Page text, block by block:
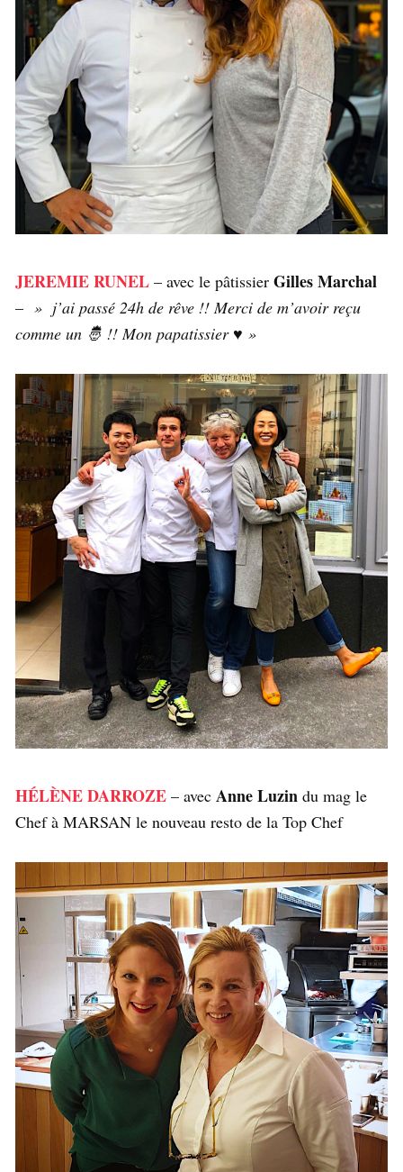
JEREMIE RUNEL – avec le pâtissier Gilles Marchal
– » j’ai passé 24h de rêve !! Merci de m’avoir reçu
comme un 🤴 !! Mon papatissier ♥️ »
HÉLÈNE DARROZE – avec Anne Luzin du mag le
Chef à MARSAN le nouveau resto de la Top Chef